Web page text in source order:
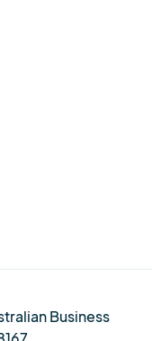
Business